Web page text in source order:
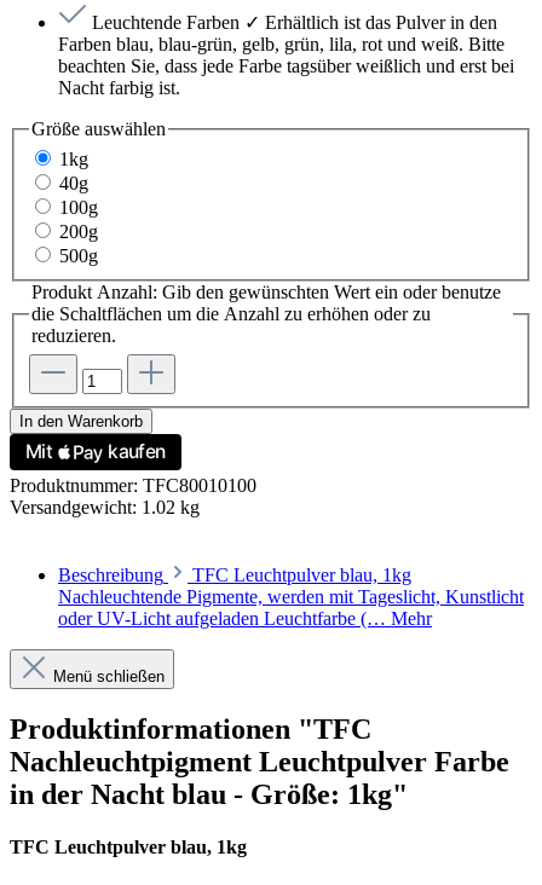
Leuchtende Farben ✓ Erhältlich ist das Pulver in den
Farben blau, blau-grün, gelb, grün, lila, rot und weiß. Bitte
beachten Sie, dass jede Farbe tagsüber weißlich und erst bei
Nacht farbig ist.
Größe auswählen
1kg
40g
100g
200g
500g
Produkt Anzahl: Gib den gewünschten Wert ein oder benutze
die Schaltflächen um die Anzahl zu erhöhen oder zu
reduzieren.
In den Warenkorb
Produktnummer: TFC80010100
Versandgewicht: 1.02 kg
Beschreibung
TFC Leuchtpulver blau, 1kg
Nachleuchtende Pigmente, werden mit Tageslicht, Kunstlicht
oder UV-Licht aufgeladen Leuchtfarbe (… Mehr
Menü schließen
Produktinformationen "TFC
Nachleuchtpigment Leuchtpulver Farbe
in der Nacht blau - Größe: 1kg"
TFC Leuchtpulver blau, 1kg